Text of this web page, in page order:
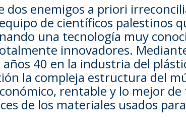
dos enemigos a priori
de científicos palestinos
una tecnología muy
innovadores.
40 en la industria del
la compleja estructura del
rentable y lo mejor de
de los materiales usados